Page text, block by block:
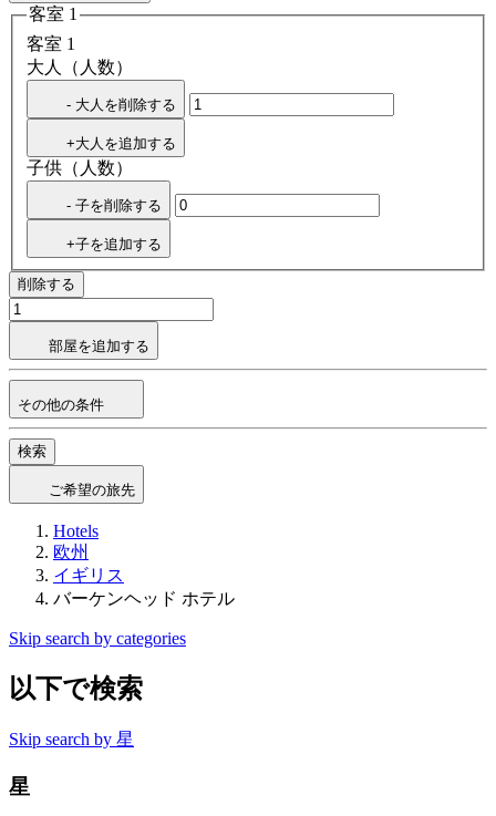
客室 1
客室 1
大人（人数）
- 大人を削除する
+大人を追加する
子供（人数）
- 子を削除する
+子を追加する
削除する
部屋を追加する
その他の条件
検索
ご希望の旅先
Hotels
欧州
イギリス
バーケンヘッド ホテル
Skip search by categories
以下で検索
Skip search by 星
星